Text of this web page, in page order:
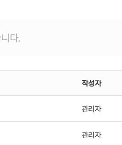
다.
작성자
관리자
관리자